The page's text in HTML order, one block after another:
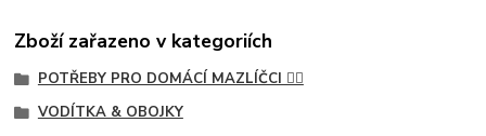
Zboží zařazeno v kategoriích
POTŘEBY PRO DOMÁCÍ MAZLÍČCI 🐕‍🦺
VODÍTKA & OBOJKY